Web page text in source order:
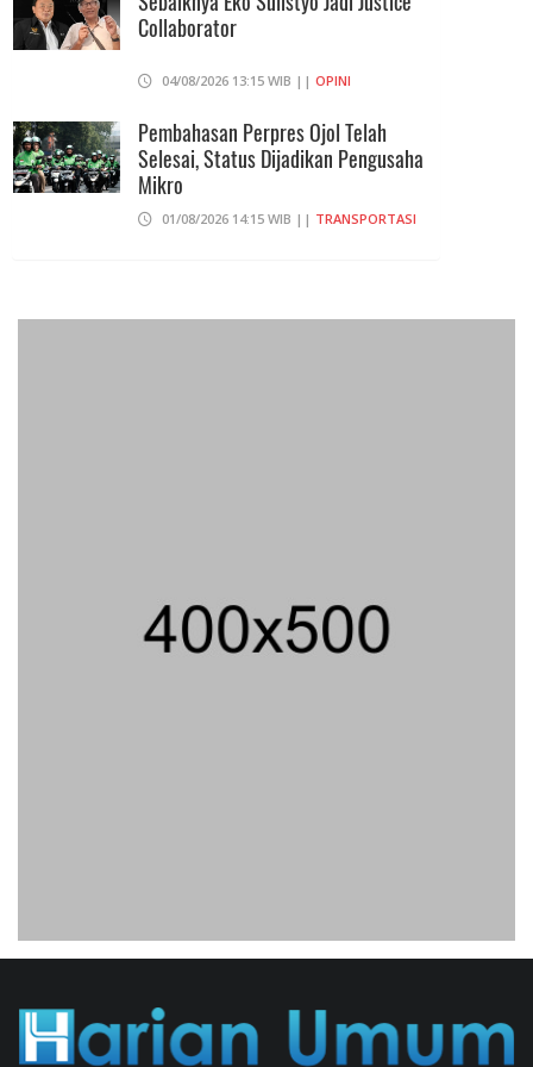
Collaborator
04/08/2026 13:15 WIB || OPINI
Pembahasan Perpres Ojol Telah
Selesai, Status Dijadikan Pengusaha
Mikro
01/08/2026 14:15 WIB || TRANSPORTASI
Bulan
31/07/2026 13:23 WIB || HUKUM
Praperadilan Ketiga Roy Suryo
Nasional Nusantara Centre Hasilkan